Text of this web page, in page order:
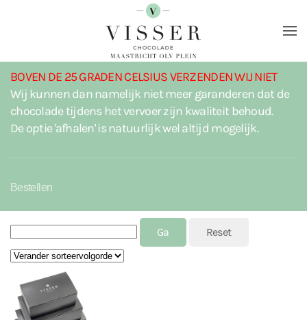
Terug naar hoofdinhoud
BOVEN DE 25 GRADEN CELSIUS VERZENDEN WIJ NIET
Wij kunnen dan namelijk niet meer garanderen dat de
chocolade tijdens het vervoer zijn kwaliteit behoud.
De optie 'afhalen' is natuurlijk wel altijd mogelijk.
Bestellen
J2STORE_SEARCH